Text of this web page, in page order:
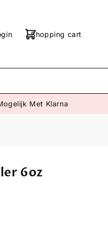
Cart
Shopping cart
Met Klarna
6oz